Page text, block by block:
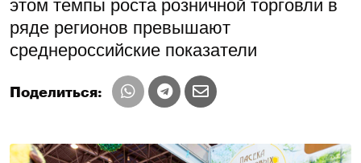
этом темпы роста розничной торговли в
ряде регионов превышают
среднероссийские показатели
Поделиться: